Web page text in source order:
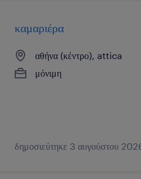
καμαριέρα
αθήνα (κέντρο), attica
μόνιμη
δημοσιεύτηκε 3 αυγούστου